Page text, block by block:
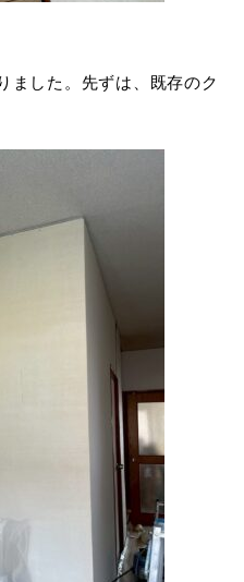
ました。先ずは、既存のク